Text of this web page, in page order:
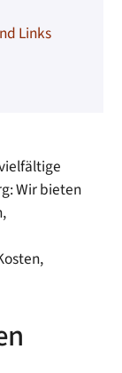
Links
Wir bieten